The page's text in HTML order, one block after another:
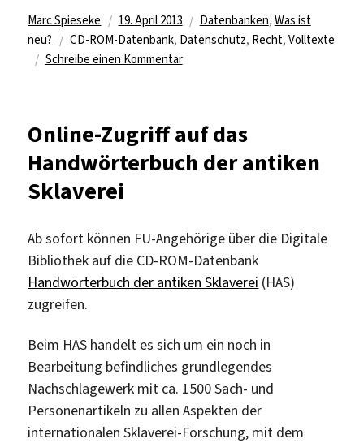
Autor
Marc Spieseke
Veröffentlicht
am
19. April 2013 Kategorien
Datenbanken, Was ist
neu?
Schlagwörter
CD-ROM-Datenbank, Datenschutz, Recht, Volltexte
Schreibe einen Kommentarzu
Online-Zugriff auf das
Handwörterbuch der antiken
Sklaverei
Ab sofort können FU-Angehörige über die Digitale
Bibliothek auf die CD-ROM-Datenbank
Handwörterbuch der antiken Sklaverei (HAS)
zugreifen.
Beim HAS handelt es sich um ein noch in
Bearbeitung befindliches grundlegendes
Nachschlagewerk mit ca. 1500 Sach- und
Personenartikeln zu allen Aspekten der
internationalen Sklaverei-Forschung, mit dem